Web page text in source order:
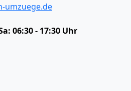
umzuege.de
06:30 - 17:30 Uhr